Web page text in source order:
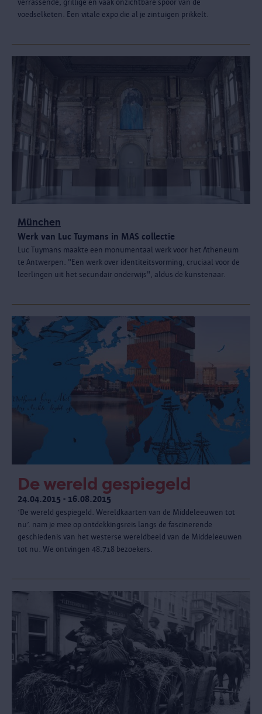
verrassende, grillige en vaak onzichtbare spoor van de
voedselketen. Een vitale expo die al je zintuigen prikkelt.
München
Werk van Luc Tuymans in MAS collectie
Luc Tuymans maakte een monumentaal werk voor het Atheneum
te Antwerpen. "Een werk over identiteitsvorming, cruciaal voor de
leerlingen uit het secundair onderwijs", aldus de kunstenaar.
De wereld gespiegeld
24.04.2015 - 16.08.2015
‘De wereld gespiegeld. Wereldkaarten van de Middeleeuwen tot
nu’. nam je mee op ontdekkingsreis langs de fascinerende
geschiedenis van het westerse wereldbeeld van de Middeleeuwen
tot nu. We ontvingen 48.718 bezoekers.